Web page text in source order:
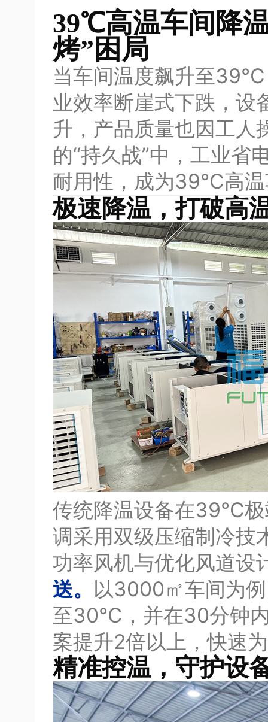
39℃高温车间降
烤”困局
当车间温度飙升至39℃
业效率断崖式下跌，设
升，产品质量也因工人
的“持久战”中，工业省
耐用性，成为39℃高温
极速降温，打破高
传统降温设备在39℃极
调采用双级压缩制冷技
功率风机与优化风道设
送。
以3000㎡车间为
至30℃，并在30分钟
案提升2倍以上，快速
精准控温，守护设